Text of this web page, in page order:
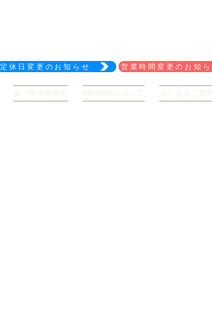
定休日変更のお知らせ 営業時間変更のお知ら
新・中古車販売 MINABAについて よくあるご質問